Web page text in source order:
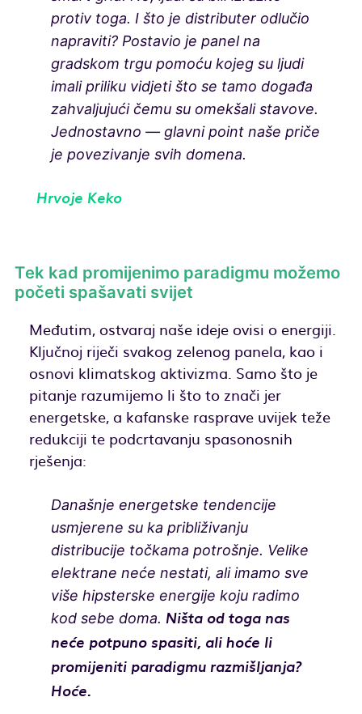
protiv toga. I što je distributer odlučio
napraviti? Postavio je panel na
gradskom trgu pomoću kojeg su ljudi
imali priliku vidjeti što se tamo događa
zahvaljujući čemu su omekšali stavove.
Jednostavno — glavni point naše priče
je povezivanje svih domena.
Hrvoje Keko
Tek kad promijenimo paradigmu možemo
početi spašavati svijet
Međutim, ostvaraj naše ideje ovisi o energiji.
Ključnoj riječi svakog zelenog panela, kao i
osnovi klimatskog aktivizma. Samo što je
pitanje razumijemo li što to znači jer
energetske, a kafanske rasprave uvijek teže
redukciji te podcrtavanju spasonosnih
rješenja:
Današnje energetske tendencije
usmjerene su ka približivanju
distribucije točkama potrošnje. Velike
elektrane neće nestati, ali imamo sve
više hipsterske energije koju radimo
kod sebe doma. Ništa od toga nas
neće potpuno spasiti, ali hoće li
promijeniti paradigmu razmišljanja?
Hoće.